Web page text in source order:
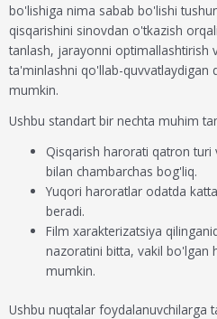
bo'lishiga nima sabab bo'lishi
qisqarishini sinovdan o'tkazish
tanlash, jarayonni optimallashtirish
ta'minlashni qo'llab-quvvatlaydigan
mumkin.
Ushbu standart bir nechta muhim
Qisqarish harorati qatron turi
bilan chambarchas bog'liq.
Yuqori haroratlar odatda
beradi.
Film xarakterizatsiya
nazoratini bitta, vakil bo'lgan
mumkin.
Ushbu nuqtalar foydalanuvchilarga